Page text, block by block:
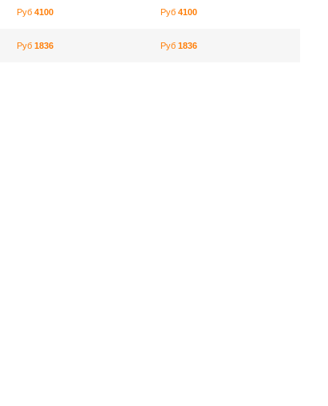
Руб 4100 Руб 4100
Руб 1836 Руб 1836